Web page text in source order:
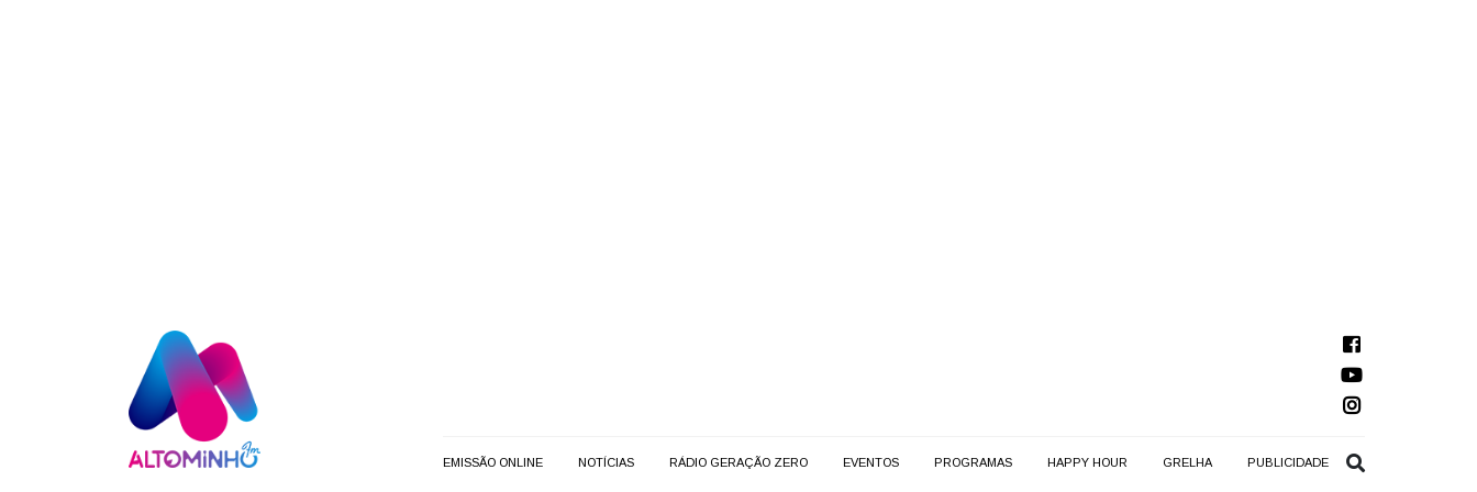
EMISSÃO ONLINE NOTÍCIAS RÁDIO GERAÇÃO ZERO EVENTOS PROGRAMAS HAPPY HOUR GRELHA PUBLICIDADE